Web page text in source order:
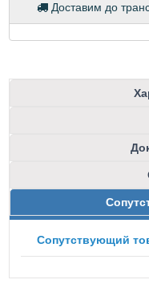
Доставим до
Сопутствующий